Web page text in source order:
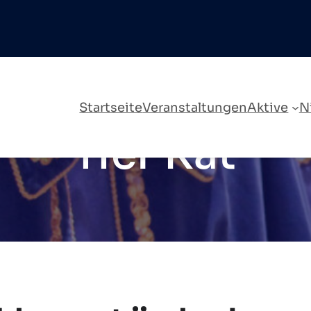
StartseiteVeranstaltungenAktive
11er Rat